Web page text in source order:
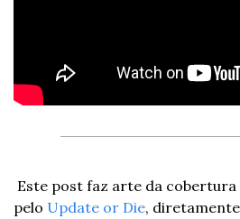
pelo Update or Die,